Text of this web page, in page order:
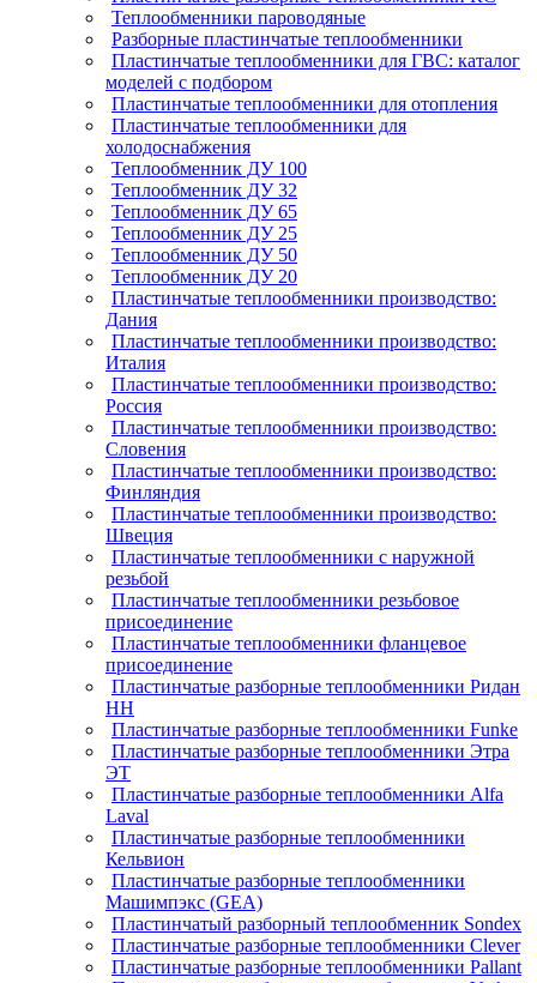
Теплообменники пароводяные
Разборные пластинчатые теплообменники
Пластинчатые теплообменники для ГВС: каталог
моделей с подбором
Пластинчатые теплообменники для отопления
Пластинчатые теплообменники для
холодоснабжения
Теплообменник ДУ 100
Теплообменник ДУ 32
Теплообменник ДУ 65
Теплообменник ДУ 25
Теплообменник ДУ 50
Теплообменник ДУ 20
Пластинчатые теплообменники производство:
Дания
Пластинчатые теплообменники производство:
Италия
Пластинчатые теплообменники производство:
Россия
Пластинчатые теплообменники производство:
Словения
Пластинчатые теплообменники производство:
Финляндия
Пластинчатые теплообменники производство:
Швеция
Пластинчатые теплообменники с наружной
резьбой
Пластинчатые теплообменники резьбовое
присоединение
Пластинчатые теплообменники фланцевое
присоединение
Пластинчатые разборные теплообменники Ридан
НН
Пластинчатые разборные теплообменники Funke
Пластинчатые разборные теплообменники Этра
ЭТ
Пластинчатые разборные теплообменники Alfa
Laval
Пластинчатые разборные теплообменники
Кельвион
Пластинчатые разборные теплообменники
Машимпэкс (GEA)
Пластинчатый разборный теплообменник Sondex
Пластинчатые разборные теплообменники Clever
Пластинчатые разборные теплообменники Pallant